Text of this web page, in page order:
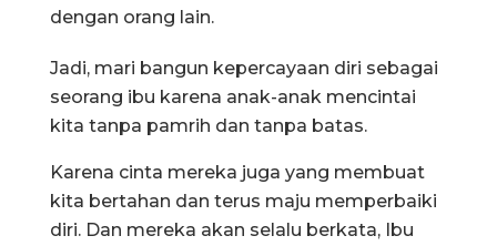
dengan orang lain.
Jadi, mari bangun kepercayaan diri sebagai
seorang ibu karena anak-anak mencintai
kita tanpa pamrih dan tanpa batas.
Karena cinta mereka juga yang membuat
kita bertahan dan terus maju memperbaiki
diri. Dan mereka akan selalu berkata, Ibu